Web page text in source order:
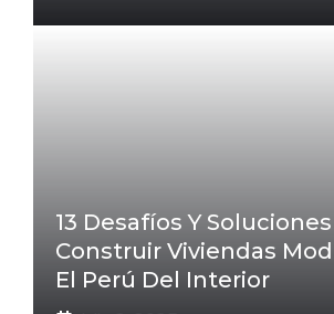
13 Desafíos Y Soluciones
Construir Viviendas
El Perú Del Interior